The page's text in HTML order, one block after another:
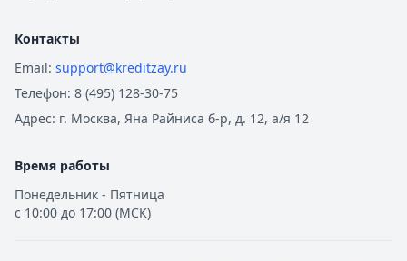
Контакты
Email: support@kreditzay.ru
Телефон: 8 (495) 128-30-75
Адрес: г. Москва, Яна Райниса б-р, д. 12, а/я 12
Время работы
Понедельник - Пятница
с 10:00 до 17:00 (МСК)